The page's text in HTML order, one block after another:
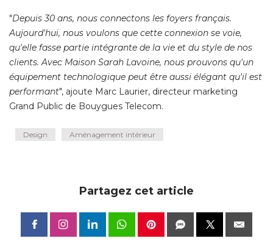
"Depuis 30 ans, nous connectons les foyers français.
Aujourd'hui, nous voulons que cette connexion se voie,
qu'elle fasse partie intégrante de la vie et du style de nos
clients. Avec Maison Sarah Lavoine, nous prouvons qu'un
équipement technologique peut être aussi élégant qu'il est
performant", ajoute Marc Laurier, directeur marketing
Grand Public de Bouygues Telecom.
Design Aménagement intérieur
Partagez cet article